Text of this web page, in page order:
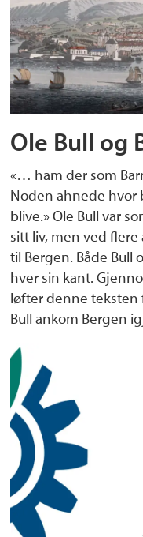
Ole Bull og
«… ham der som
Noden ahnede hvor
blive.» Ole Bull var
sitt liv, men ved
til Bergen. Både Bull
hver sin kant.
løfter denne
Bull ankom Bergen